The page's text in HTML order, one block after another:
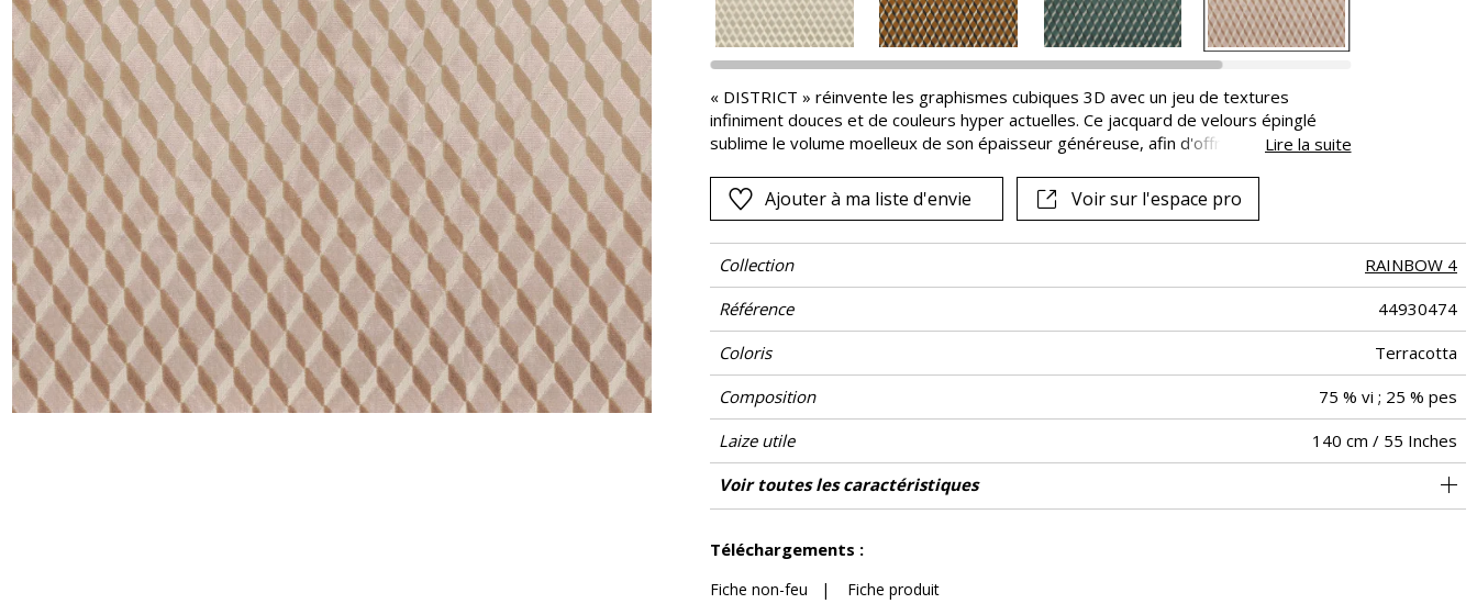
Satin
Taffetas
Velours
Rose
Rouge
Vert
Violet
« DISTRICT » réinvente les graphismes cubiques 3D avec un jeu de textures
infiniment douces et de couleurs hyper actuelles. Ce jacquard de velours épinglé
sublime le volume moelleux de son épaisseur généreuse, afin d'offrir aux sièges une
affichent une personnalité esthétique remarquable.
Lire la suite
Ajouter à ma liste d'envie Voir sur l'espace pro
Collection
RAINBOW 4
Référence
44930474
Coloris
Terracotta
Composition
75 % vi ; 25 % pes
Laize utile
140 cm / 55 Inches
Raccord
Raccord droit
Test Martindale 30000
Usage martindale
Siège à usage classique : 20.000 à 40.000 cycles (Martindale) et/ou 15,000 à
30,000 doubles rubs (Wyzenbeek)
Sens De large
Poids g/m² 586
Performance Accoustique aw - 0.15
Usage
Entretien
Pays d'origine Belgique
Rapport Horizontal 7 cm / 3 Inches
Rapport Vertical 3 cm / 1 Inches
Caractéristiques Outdoor
Voir toutes les caractéristiques
Téléchargements :
Fiche non-feu | Fiche produit